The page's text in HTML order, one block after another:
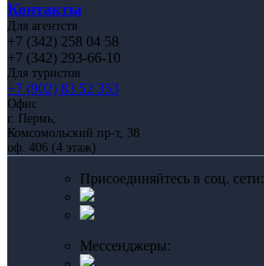
Контакты
Для агентств
+7 (342) 258 04 58
+7 (342) 293-66-10
Для туристов
+7 (902) 83 52 353
Офис
г. Пермь,
Комсомольский пр-т, 38
оф. 406 (4 этаж)
Присоединяйтесь в соц. сети:
Мессенджеры: